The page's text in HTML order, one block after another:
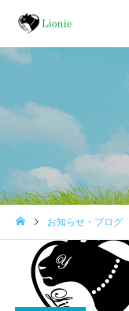
お知らせ・ブログ